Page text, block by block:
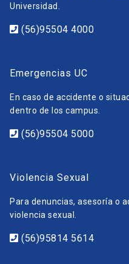
Universidad.
(56)95504 4000
Emergencias UC
En caso de accidente o
dentro de los campus.
(56)95504 5000
Violencia Sexual
Para denuncias, asesoría o
violencia sexual.
(56)95814 5614